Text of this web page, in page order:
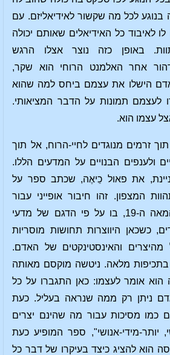
בנוגע לכל מה שקשור לאידיאליזם. עם
לו לאיבוד כל האידיאלים שאותם יכולה
באופן כזה נוצר אצלו הרגש
אחר האלמנט הרוחי הוא שקר,
הישלו את עצמם ביחס למה שהוא
לעצמם תמונות על הדבר המציאותי.
עצמו הוא.
זרמים מנוגדים לחיי-הרוח, אל תוך
ולענפים הבנויים על המדעים הללו.
את פאול כֵיאֶה, שכתב ספר על
המצפון. זהו חיבור אופייני עבור
השליש האחרון של המאה ה-19, בו על פי הדגם של מדעי
כשכאן היווצרות תחושות מוסריות
מהיצרים והאינסטינקטים של האדם.
מלאה. ניטשה מוקסם מאותה
אומר לעצמו: כאן התגברו על כל
ניתן רק ממה שנראה בעליל. כעת
כמו מסיכות עבור מה שהינם יצרים
יותר-מידי-אנושי", ספר המופיע כעת
הוא להציג כיצד בעיקרו של דבר כל